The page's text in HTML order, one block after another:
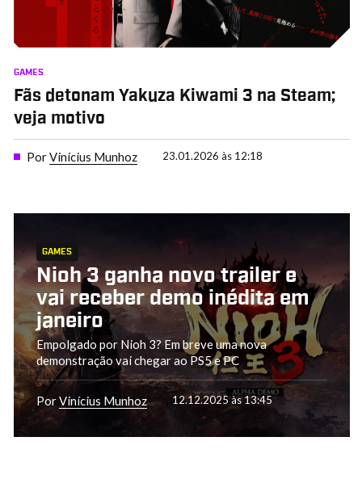
GAMES
Fãs detonam Yakuza Kiwami 3 na Steam;
veja motivo
PorVinícius Munhoz 23.01.2026 às 12:18
GAMES
Nioh 3 ganha novo trailer e
vai receber demo inédita em
janeiro
Empolgado por Nioh 3? Em breve uma nova
demonstração vai chegar ao PS5 e PC
PorVinícius Munhoz 12.12.2025 às 13:45